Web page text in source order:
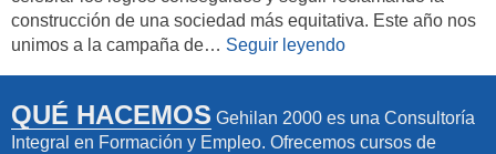
construcción de una sociedad más equitativa. Este año nos
unimos a la campaña de… Seguir leyendo
QUÉ HACEMOS Gehilan 2000 es una Consultoría
Integral en Formación y Empleo. Ofrecemos cursos de